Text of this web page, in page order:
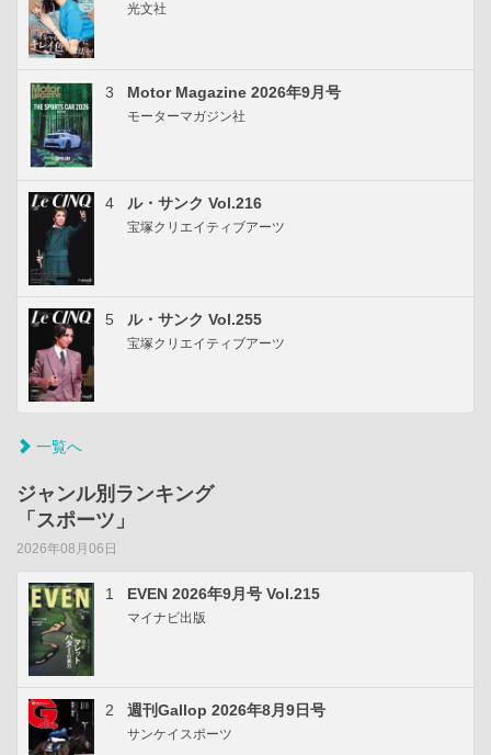
光文社
3 Motor Magazine 2026年9月号
モーターマガジン社
4 ル・サンク Vol.216
宝塚クリエイティブアーツ
5 ル・サンク Vol.255
宝塚クリエイティブアーツ
一覧へ
ジャンル別ランキング
「スポーツ」
2026年08月06日
1 EVEN 2026年9月号 Vol.215
マイナビ出版
2 週刊Gallop 2026年8月9日号
サンケイスポーツ